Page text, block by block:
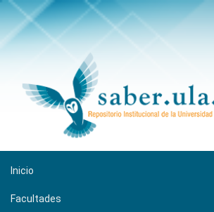
Inicio
Facultades